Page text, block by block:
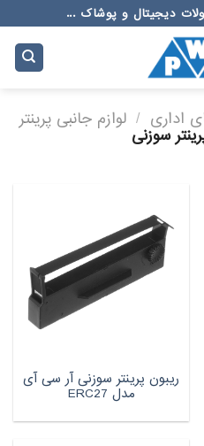
دیجیتال و پوشاک ...
اداری / لوازم جانبی پرینتر
سوزنی
ریبون پرینتر سوزنی آر سی آی
مدل ERC27